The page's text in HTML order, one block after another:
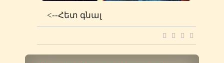
<--Հետ գնալ